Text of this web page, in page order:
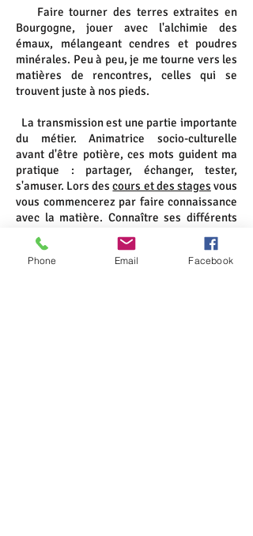
Faire tourner des terres extraites en
Bourgogne, jouer avec l'alchimie des
émaux, mélangeant cendres et poudres
minérales. Peu à peu, je me tourne vers les
matières de rencontres, celles qui se
trouvent juste à nos pieds.
La transmission est une partie importante
du métier. Animatrice socio-culturelle
avant d'être potière, ces mots guident ma
pratique : partager, échanger, tester,
s'amuser. Lors descours et des stages vous
vous commencerez par faire connaissance
avec la matière. Connaître ses différents
états, comprendre son fonctionnement et
suivre sa temporalité. Observation,
patience et minutie. L'argile vous apprend
Phone Email Facebook